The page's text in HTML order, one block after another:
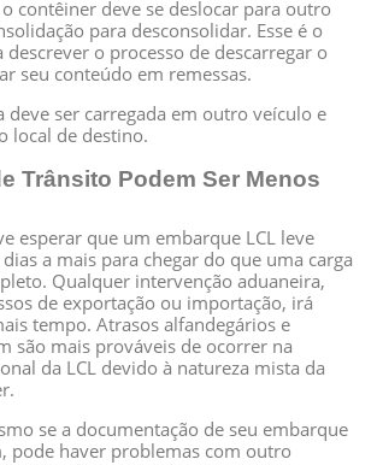
contêiner deve se deslocar para outro
para desconsolidar. Esse é o
o processo de descarregar o
seu conteúdo em remessas.
deve ser carregada em outro veículo e
local de destino.
Trânsito Podem Ser Menos
esperar que um embarque LCL leve
a mais para chegar do que uma carga
Qualquer intervenção aduaneira,
de exportação ou importação, irá
tempo. Atrasos alfandegários e
são mais prováveis de ocorrer na
da LCL devido à natureza mista da
se a documentação de seu embarque
pode haver problemas com outro